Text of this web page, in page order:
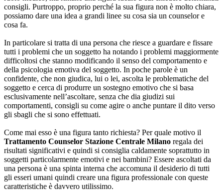
consigli. Purtroppo, proprio perché la sua figura non è molto chiara,
possiamo dare una idea a grandi linee su cosa sia un counselor e
cosa fa.
In particolare si tratta di una persona che riesce a guardare e fissare
tutti i problemi che un soggetto ha notando i problemi maggiormente
difficoltosi che stanno modificando il senso del comportamento e
della psicologia emotiva del soggetto. In poche parole è un
confidente, che non giudica, lui o lei, ascolta le problematiche del
soggetto e cerca di produrre un sostegno emotivo che si basa
esclusivamente nell’ascoltare, senza che dia giudizi sui
comportamenti, consigli su come agire o anche puntare il dito verso
gli sbagli che si sono effettuati.
Come mai esso è una figura tanto richiesta? Per quale motivo il
Trattamento Counselor Stazione Centrale Milano regala dei
risultati significativi e quindi si consiglia caldamente soprattutto in
soggetti particolarmente emotivi e nei bambini? Essere ascoltati da
una persona è una spinta interna che accomuna il desiderio di tutti
gli esseri umani quindi creare una figura professionale con queste
caratteristiche è davvero utilissimo.